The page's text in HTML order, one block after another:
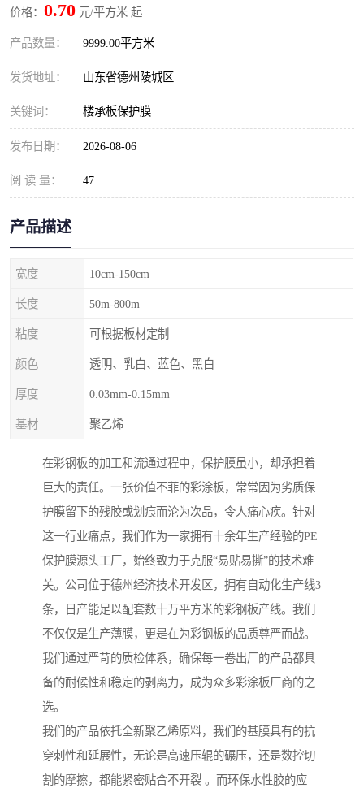
价格： 0.70 元/平方米 起
产品数量： 9999.00平方米
发货地址： 山东省德州陵城区
关键词： 楼承板保护膜
发布日期： 2026-08-06
阅 读 量： 47
产品描述
宽度 10cm-150cm
长度 50m-800m
粘度 可根据板材定制
颜色 透明、乳白、蓝色、黑白
厚度 0.03mm-0.15mm
基材 聚乙烯
在彩钢板的加工和流通过程中，保护膜虽小，却承担着
巨大的责任。一张价值不菲的彩涂板，常常因为劣质保
护膜留下的残胶或划痕而沦为次品，令人痛心疾。针对
这一行业痛点，我们作为一家拥有十余年生产经验的PE
保护膜源头工厂，始终致力于克服“易贴易撕”的技术难
关。公司位于德州经济技术开发区，拥有自动化生产线3
条，日产能足以配套数十万平方米的彩钢板产线。我们
不仅仅是生产薄膜，更是在为彩钢板的品质尊严而战。
我们通过严苛的质检体系，确保每一卷出厂的产品都具
备的耐候性和稳定的剥离力，成为众多彩涂板厂商的之
选。
我们的产品依托全新聚乙烯原料，我们的基膜具有的抗
穿刺性和延展性，无论是高速压辊的碾压，还是数控切
割的摩擦，都能紧密贴合不开裂 。而环保水性胶的应